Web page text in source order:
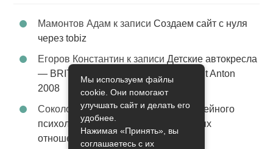
Мамонтов Адам к записиСоздаем сайт с нуля
через tobiz
Егоров Константин к записиДетские автокресла
— BRITAX Evolva 1-2-3 (1-2-3) цвет St Anton
2008
Соколова Эльзак записиУслуги семейного
психолога – стабильность в семейных
отношениях
Мы используем файлы
cookie. Они помогают
улучшать сайт и делать его
удобнее.
Нажимая «Принять», вы
соглашаетесь с их